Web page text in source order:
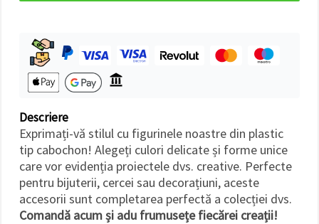
Setări
Descriere
Exprimați-vă stilul cu figurinele noastre din plastic
tip cabochon! Alegeți culori delicate și forme unice
care vor evidenția proiectele dvs. creative. Perfecte
pentru bijuterii, cercei sau decorațiuni, aceste
accesorii sunt completarea perfectă a colecției dvs.
Comandă acum și adu frumusețe fiecărei creații!